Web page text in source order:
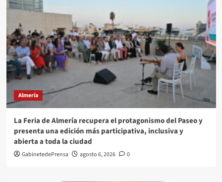
Almería
La Feria de Almería recupera el protagonismo del Paseo y
presenta una edición más participativa, inclusiva y
abierta a toda la ciudad
GabinetedePrensa agosto 6, 2026 0